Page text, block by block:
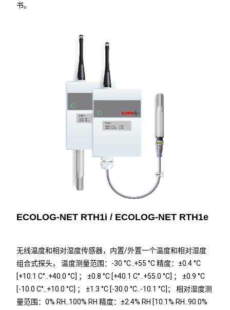
书。
ECOLOG-NET RTH1i / ECOLOG-NET RTH1e
无线温度和相对湿度传感器，内置/外置一个温度和相对湿度
组合式探头， 温度测量范围：-30 °C..+55 °C 精度：±0.4 °C
[+10.1 C°..+40.0 °C] ； ±0.8 °C [+40.1 C°..+55.0 °C] ； ±0.9 °C
[-10.0 C°..+10.0 °C] ； ±1.3 °C [-30.0 °C..-10.1 °C]； 相对湿度测
量范围：0% RH..100% RH 精度：±2.4% RH [10.1% RH..90.0%